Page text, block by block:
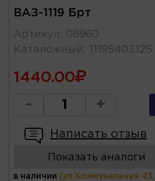
ВАЗ-1119 Брт
Артикул : 08960
Каталожный : 11195403125
1440.00
- +
Написать отзыв
Показать аналоги
в наличии (ул.Коммунальная 43,